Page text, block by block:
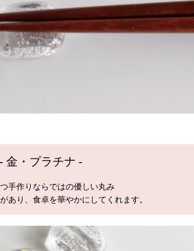
- 金・プラチナ -
手作りならではの優しい丸み
あり、食卓を華やかにしてくれます。